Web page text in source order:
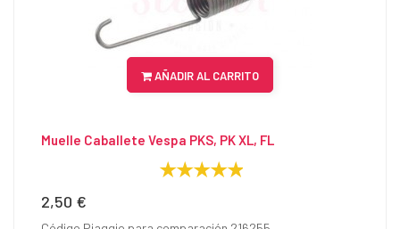
AÑADIR AL CARRITO
Muelle Caballete Vespa PKS, PK XL, FL
Precio
2,50 €